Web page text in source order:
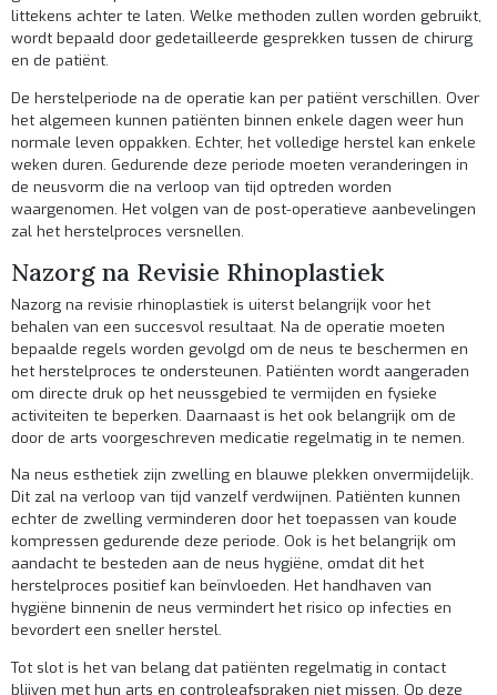
littekens achter te laten. Welke methoden zullen worden gebruikt,
wordt bepaald door gedetailleerde gesprekken tussen de chirurg
en de patiënt.
De herstelperiode na de operatie kan per patiënt verschillen. Over
het algemeen kunnen patiënten binnen enkele dagen weer hun
normale leven oppakken. Echter, het volledige herstel kan enkele
weken duren. Gedurende deze periode moeten veranderingen in
de neusvorm die na verloop van tijd optreden worden
waargenomen. Het volgen van de post-operatieve aanbevelingen
zal het herstelproces versnellen.
Nazorg na Revisie Rhinoplastiek
Nazorg na revisie rhinoplastiek is uiterst belangrijk voor het
behalen van een succesvol resultaat. Na de operatie moeten
bepaalde regels worden gevolgd om de neus te beschermen en
het herstelproces te ondersteunen. Patiënten wordt aangeraden
om directe druk op het neussgebied te vermijden en fysieke
activiteiten te beperken. Daarnaast is het ook belangrijk om de
door de arts voorgeschreven medicatie regelmatig in te nemen.
Na neus esthetiek zijn zwelling en blauwe plekken onvermijdelijk.
Dit zal na verloop van tijd vanzelf verdwijnen. Patiënten kunnen
echter de zwelling verminderen door het toepassen van koude
kompressen gedurende deze periode. Ook is het belangrijk om
aandacht te besteden aan de neus hygiëne, omdat dit het
herstelproces positief kan beïnvloeden. Het handhaven van
hygiëne binnenin de neus vermindert het risico op infecties en
bevordert een sneller herstel.
Tot slot is het van belang dat patiënten regelmatig in contact
blijven met hun arts en controleafspraken niet missen. Op deze